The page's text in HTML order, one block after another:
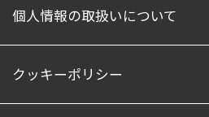
個人情報の取扱いについて
クッキーポリシー